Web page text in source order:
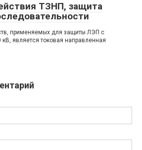
ТЗНП, защита
применяемых для защиты ЛЭП с
является токовая направленная